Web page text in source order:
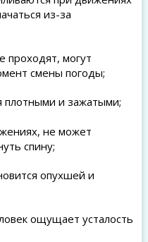
из-за
проходят, могут
смены погоды;
и зажатыми;
не может
спину;
опухшей и
ощущает усталость